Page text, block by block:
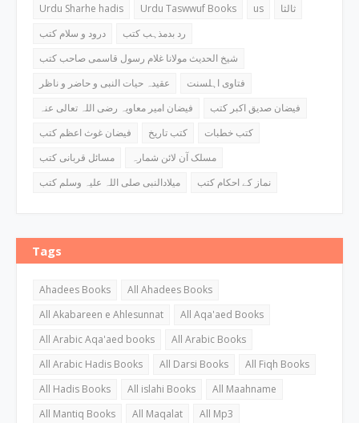
Urdu Sharhe hadis
Urdu Taswwuf Books us
ثالثا
درود و سلام کتب
رد بدمذہب کتب
شیخ الحدیث مولانا غلام رسول قاسمی صاحب کتب
عقیدہ حیات النبی و حاضر و ناظر
فتاوی اہلسنت
فیضان امیر معاویہ رضی اللہ تعالی عنہ
فیضان صدیق اکبر کتب
فیضان غوث اعظم کتب
کتب تاریخ
کتب خطبات
مسائل قربانی کتب
مسلک آن لائن شمارہ
میلادالنبی صلی اللہ علیہ وسلم کتب
نماز کے احکام کتب
Tags
Ahadees Books
All Ahadees Books
All Akabareen e Ahlesunnat
All Aqa'aed Books
All Arabic Aqa'aed books
All Arabic Books
All Arabic Hadis Books
All Darsi Books
All Fiqh Books
All Hadis Books
All islahi Books
All Maahname
All Mantiq Books
All Maqalat
All Mp3